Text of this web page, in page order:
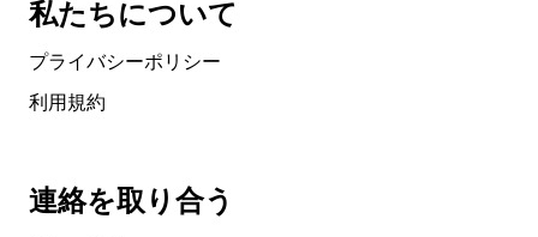
私たちについて
プライバシーポリシー
利用規約
連絡を取り合う